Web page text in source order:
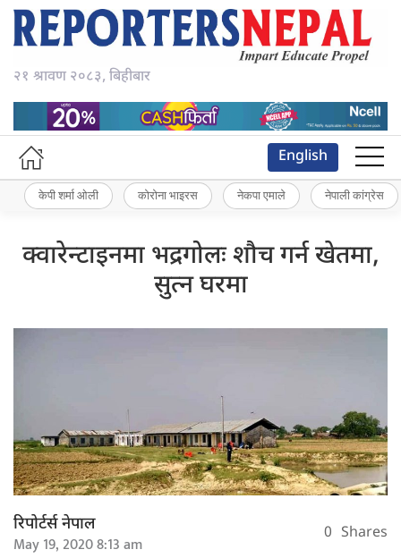
२१ श्रावण २०८३, बिहीबार
English
केपी शर्मा ओली कोरोना भाइरस नेकपा एमाले नेपाली कांग्रेस
क्‍वारेन्टाइनमा भद्रगोलः शौच गर्न खेतमा,
सुत्‍न घरमा
रिपोर्टर्स नेपाल
May 19, 2020 8:13 am 0 Shares